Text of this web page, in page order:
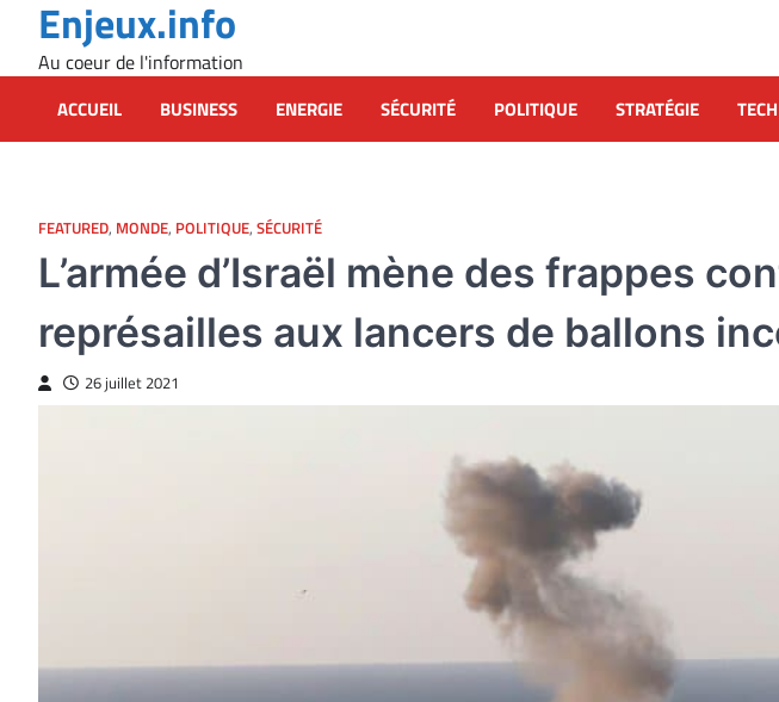
content
Enjeux.info
Au coeur de l'information
ACCUEIL BUSINESS ENERGIE SÉCURITÉ POLITIQUE STRATÉGIE
FEATURED, MONDE, POLITIQUE, SÉCURITÉ
L’armée d’Israël mène des frappes
représailles aux lancers de ballons
26 juillet 2021